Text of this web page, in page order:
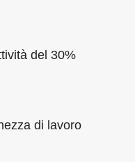
del 30%
di lavoro